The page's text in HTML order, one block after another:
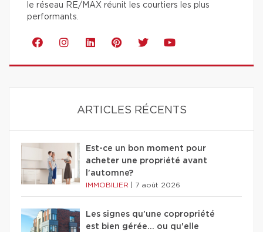
le réseau RE/MAX réunit les courtiers les plus
performants.
ARTICLES RÉCENTS
Est-ce un bon moment pour
acheter une propriété avant
l'automne?
IMMOBILIER 7 août 2026
Les signes qu'une copropriété
est bien gérée… ou qu'elle